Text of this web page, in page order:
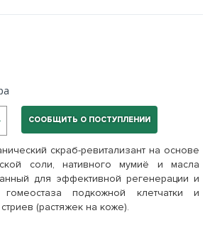
скраб-ревитализант на основе
соли, нативного мумиё и масла
для эффективной регенерации и
гомеостаза подкожной клетчатки и
(растяжек на коже).
СООБЩИТЬ О ПОСТУПЛЕНИИ